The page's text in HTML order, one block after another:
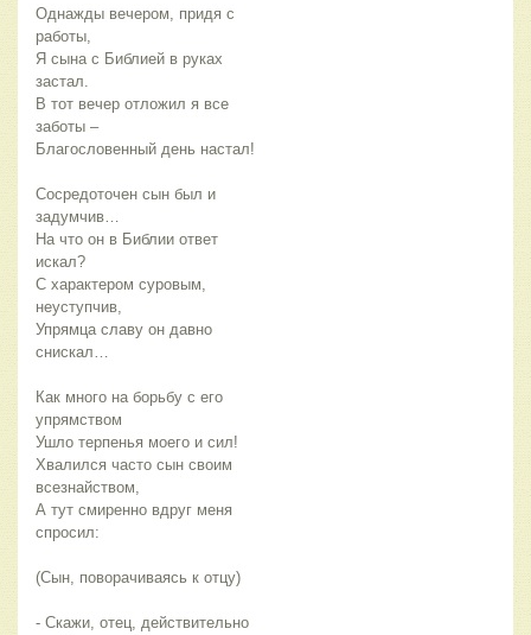
Однажды вечером, придя с
работы,
Я сына с Библией в руках
застал.
В тот вечер отложил я все
заботы –
Благословенный день настал!
Сосредоточен сын был и
задумчив…
На что он в Библии ответ
искал?
С характером суровым,
неуступчив,
Упрямца славу он давно
снискал…
Как много на борьбу с его
упрямством
Ушло терпенья моего и сил!
Хвалился часто сын своим
всезнайством,
А тут смиренно вдруг меня
спросил:
(Сын, поворачиваясь к отцу)
- Скажи, отец, действительно